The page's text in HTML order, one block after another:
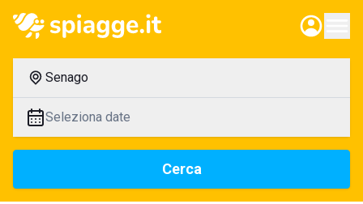
Senago
Seleziona date
Cerca